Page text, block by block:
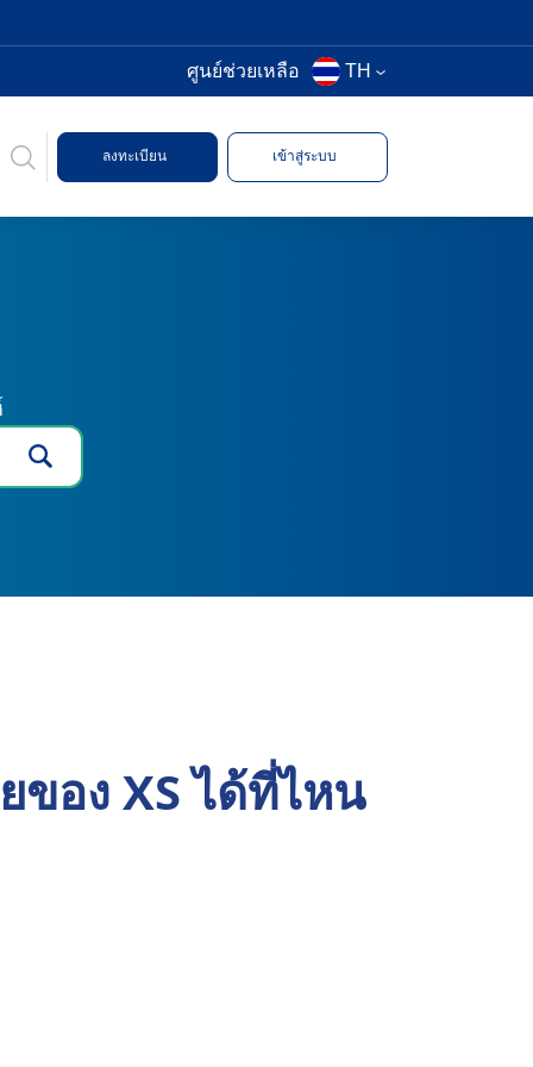
ศูนย์ช่วยเหลือ TH
ลงทะเบียน เข้าสู่ระบบ
อง XS ได้ที่ไหน